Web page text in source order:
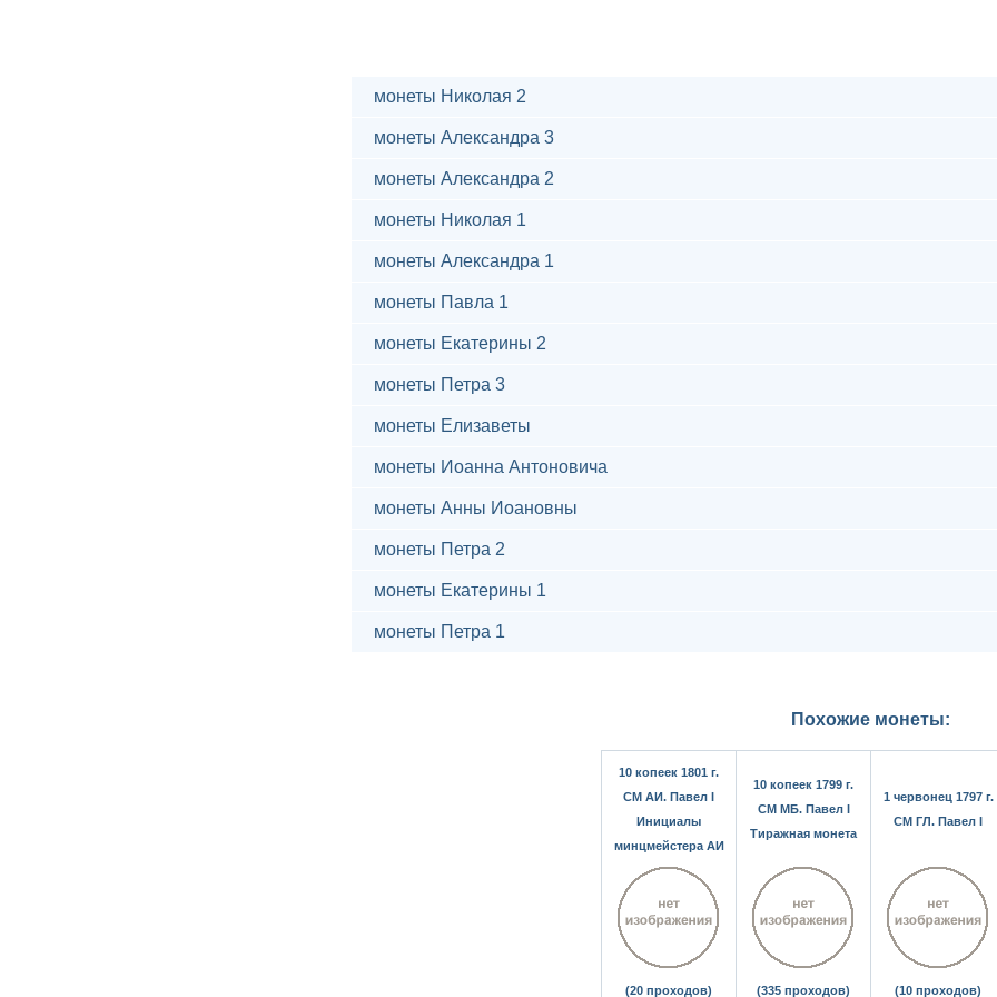
монеты Николая 2
монеты Александра 3
монеты Александра 2
монеты Николая 1
монеты Александра 1
монеты Павла 1
монеты Екатерины 2
монеты Петра 3
монеты Елизаветы
монеты Иоанна Антоновича
монеты Анны Иоановны
монеты Петра 2
монеты Екатерины 1
монеты Петра 1
Похожие монеты:
10 копеек 1801 г.
СМ АИ. Павел I
Инициалы
минцмейстера АИ
(20 проходов)
10 копеек 1799 г.
СМ МБ. Павел I
Тиражная монета
(335 проходов)
1 червонец 1797 г.
СМ ГЛ. Павел I
(10 проходов)